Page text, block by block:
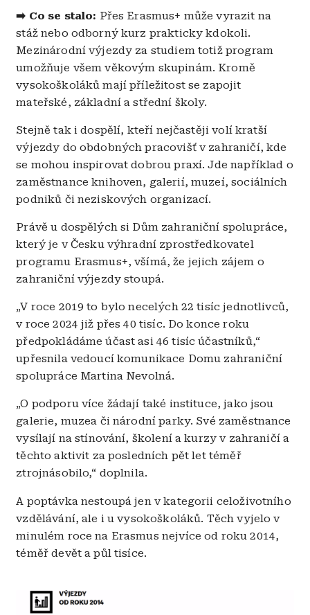
➡️ Co se stalo: Přes Erasmus+ může vyrazit na
stáž nebo odborný kurz prakticky kdokoli.
Mezinárodní výjezdy za studiem totiž program
umožňuje všem věkovým skupinám. Kromě
vysokoškoláků mají příležitost se zapojit
mateřské, základní a střední školy.
Stejně tak i dospělí, kteří nejčastěji volí kratší
výjezdy do obdobných pracovišť v zahraničí, kde
se mohou inspirovat dobrou praxí. Jde například o
zaměstnance knihoven, galerií, muzeí, sociálních
podniků či neziskových organizací.
Právě u dospělých si Dům zahraniční spolupráce,
který je v Česku výhradní zprostředkovatel
programu Erasmus+, všímá, že jejich zájem o
zahraniční výjezdy stoupá.
„V roce 2019 to bylo necelých 22 tisíc jednotlivců,
v roce 2024 již přes 40 tisíc. Do konce roku
předpokládáme účast asi 46 tisíc účastníků,“
upřesnila vedoucí komunikace Domu zahraniční
spolupráce Martina Nevolná.
„O podporu více žádají také instituce, jako jsou
galerie, muzea či národní parky. Své zaměstnance
vysílají na stínování, školení a kurzy v zahraničí a
těchto aktivit za posledních pět let téměř
ztrojnásobilo,“ doplnila.
A poptávka nestoupá jen v kategorii celoživotního
vzdělávání, ale i u vysokoškoláků. Těch vyjelo v
minulém roce na Erasmus nejvíce od roku 2014,
téměř devět a půl tisíce.
Obrázek